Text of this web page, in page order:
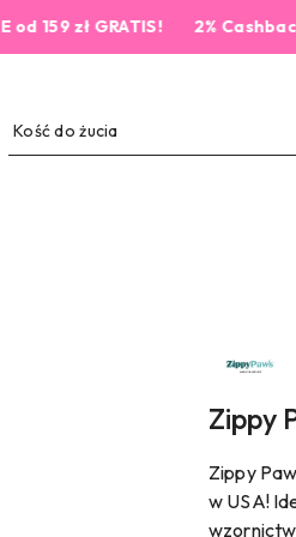
zł GRATIS! 2% Cashback na
NAZWA
PAWS
Zippy
Zippy
w USA!